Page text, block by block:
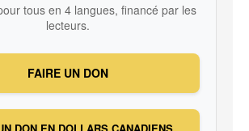
tous en 4 langues, financé par les
lecteurs.
FAIRE UN DON